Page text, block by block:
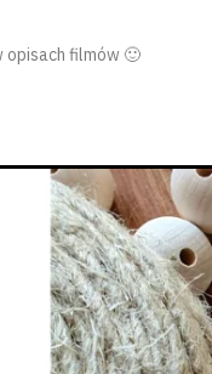
opisach filmów 🙂